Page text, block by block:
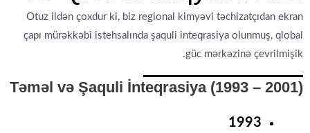
Otuz ildən çoxdur ki, biz regional kimyəvi təchizatçıdan ekran
çapı mürəkkəbi istehsalında şaquli inteqrasiya olunmuş, qlobal
güc mərkəzinə çevrilmişik.
Təməl və Şaquli İnteqrasiya (1993 – 2001)
1993